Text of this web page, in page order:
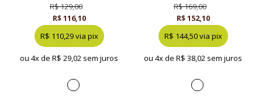
R$ 129,00
R$ 116,10
R$ 110,29 via pix
ou 4x de R$ 29,02 sem juros
R$ 169,00
R$ 152,10
R$ 144,50 via pix
ou 4x de R$ 38,02 sem juros